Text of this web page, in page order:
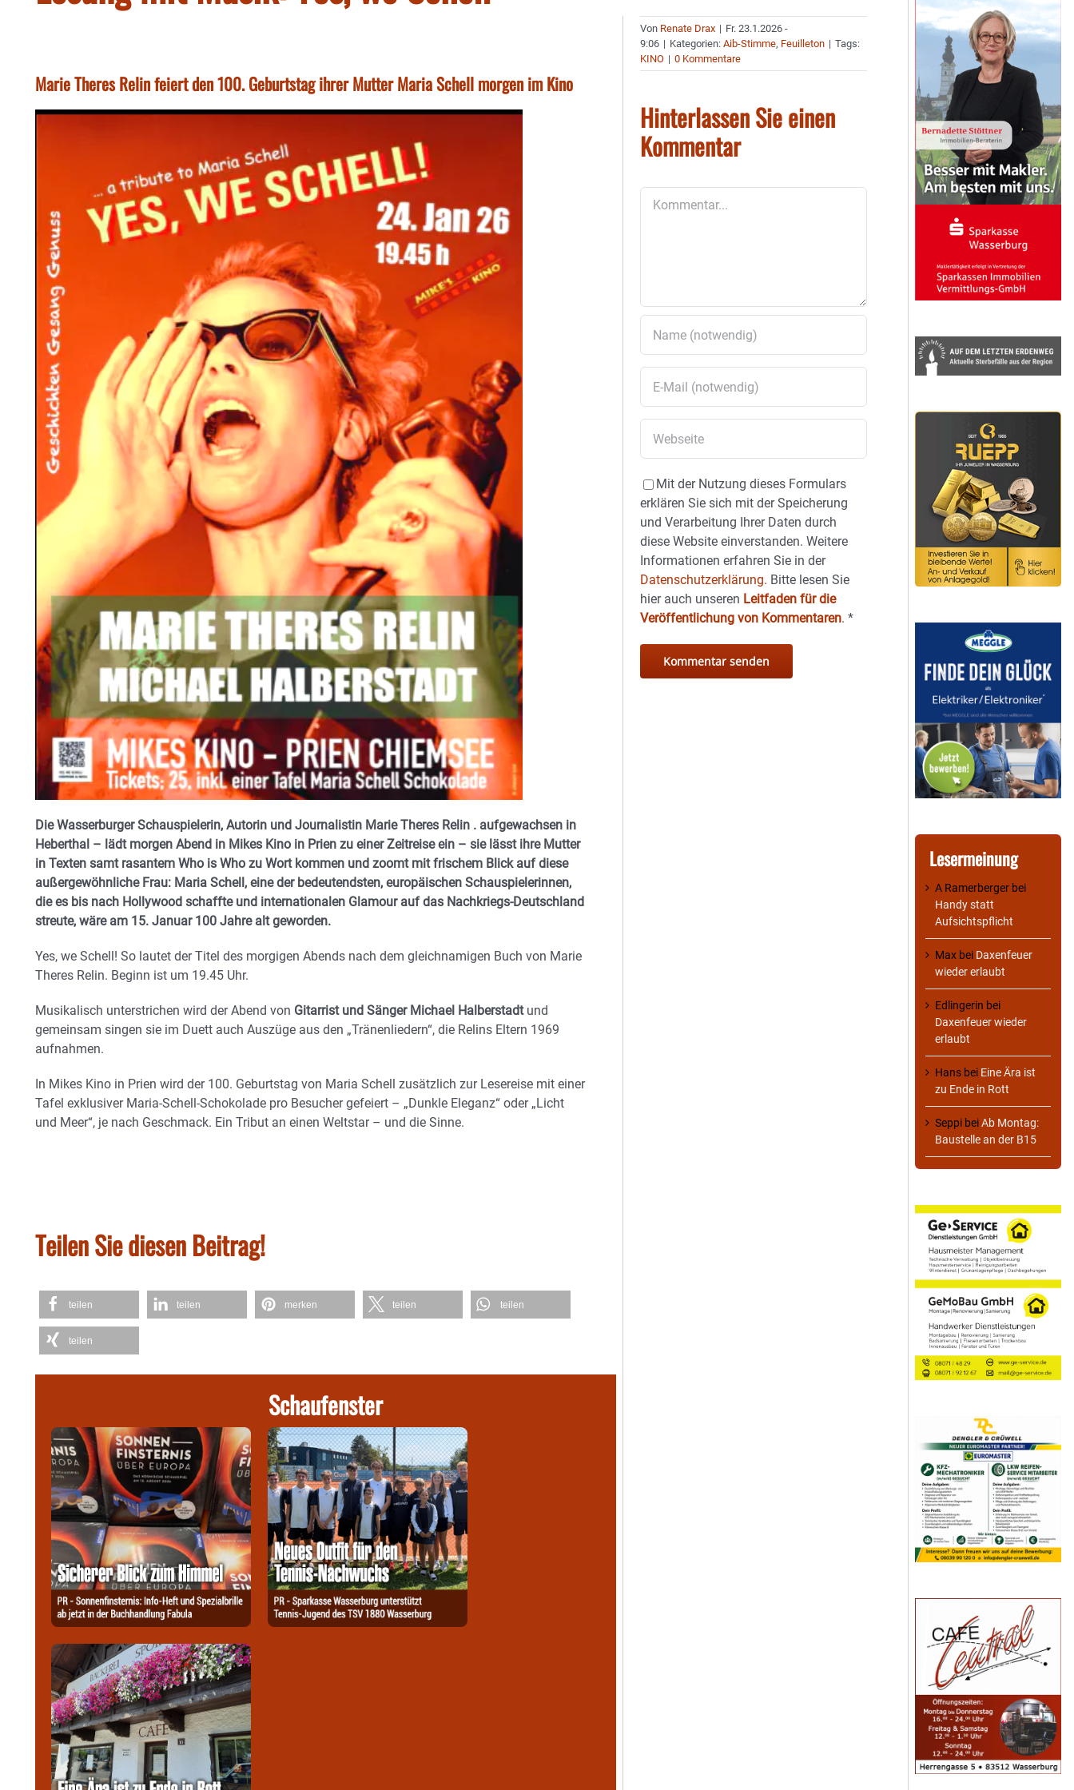
Marie Theres Relin feiert den 100. Geburtstag ihrer Mutter Maria Schell morgen im Kino
Die Wasserburger Schauspielerin, Autorin und Journalistin Marie Theres Relin . aufgewachsen in
Heberthal – lädt morgen Abend in Mikes Kino in Prien zu einer Zeitreise ein – sie lässt ihre Mutter
in Texten samt rasantem Who is Who zu Wort kommen und zoomt mit frischem Blick auf diese
außergewöhnliche Frau: Maria Schell, eine der bedeutendsten, europäischen Schauspielerinnen,
die es bis nach Hollywood schaffte und internationalen Glamour auf das Nachkriegs-Deutschland
streute, wäre am 15. Januar 100 Jahre alt geworden.
Yes, we Schell! So lautet der Titel des morgigen Abends nach dem gleichnamigen Buch von Marie
Theres Relin. Beginn ist um 19.45 Uhr.
Musikalisch unterstrichen wird der Abend von Gitarrist und Sänger Michael Halberstadtund
gemeinsam singen sie im Duett auch Auszüge aus den „Tränenliedern“, die Relins Eltern 1969
aufnahmen.
In Mikes Kino in Prien wird der 100. Geburtstag von Maria Schell zusätzlich zur Lesereise mit einer
Tafel exklusiver Maria-Schell-Schokolade pro Besucher gefeiert – „Dunkle Eleganz“ oder „Licht
und Meer“, je nach Geschmack. Ein Tribut an einen Weltstar – und die Sinne.
Teilen Sie diesen Beitrag!
teilen teilen merken teilen teilen
teilen
Schaufenster
Von Renate Drax | Fr. 23.1.2026 -
9:06 | Kategorien:Aib-Stimme, Feuilleton | Tags:
KINO | 0 Kommentare
Hinterlassen Sie einen
Kommentar
Mit der Nutzung dieses Formulars
erklären Sie sich mit der Speicherung
und Verarbeitung Ihrer Daten durch
diese Website einverstanden. Weitere
Informationen erfahren Sie in der
Datenschutzerklärung. Bitte lesen Sie
hier auch unseren Leitfaden für die
Veröffentlichung von Kommentaren.*
Lesermeinung
A Ramerberger bei
Handy statt
Aufsichtspflicht
Max bei Daxenfeuer
wieder erlaubt
Edlingerin bei
Daxenfeuer wieder
erlaubt
Hans bei Eine Ära ist
zu Ende in Rott
Seppi beiAb Montag:
Baustelle an der B15